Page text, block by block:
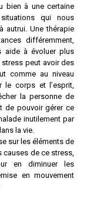
bien à une certaine
qui nous
autrui. Une thérapie
différemment,
aide à évoluer plus
peut avoir des
comme au niveau
le corps et l’esprit,
la personne de
de pouvoir gérer ce
inutilement par
la vie.
sur les éléments de
causes de ce stress,
en diminuer les
en mouvement